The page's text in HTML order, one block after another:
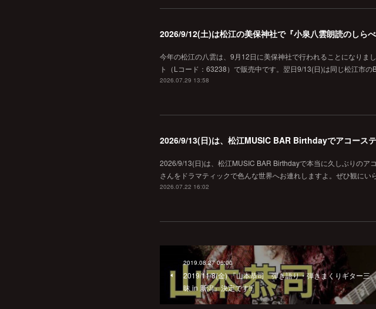
2026/9/12(土)は松江の美保神社で『小泉八雲朗読のしらべ
今年の松江の八雲は、9月12日に美保神社で行われることになりま
ト（Lコード：63238）で販売中です。翌日9/13(日)は同じ松江市
2026.07.29 13:58
2026/9/13(日)は、松江MUSIC BAR Birthdayでアコース
2026/9/13(日)は、松江MUSIC BAR Birthdayで本当に久しぶりのア
さんをドラマティックで色んな世界へお連れしますよ。ぜひ観に
2026.07.22 16:02
2019.08.27 06:00
2019/11/8(金) 『山本恭司 弾き語り・弾きまくりギター三
昧 in 新潟』決定です!!